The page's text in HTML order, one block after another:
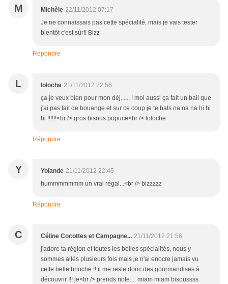
M Michèle 22/11/2012 07:17
Je ne connaissais pas cette spécialité, mais je vais tester
bientôt c'est sûr!! Bizz
Répondre
L loloche 21/11/2012 22:56
ça je veux bien pour mon déj...... ! moi aussi ça fait un bail que
j'ai pas fait de bouange et sur ce coup je te bats na na na hi hi
hi !!!!!!<br /> gros bisous pupuce<br /> loloche
Répondre
Y Yolande 21/11/2012 22:45
hummmmmmm un vrai régal...<br /> bizzzzz
Répondre
C Céline Cocottes et Campagne... 21/11/2012 21:56
j'adore ta région et toutes les belles spécialités, nous y
sommes allés plusieurs fois mais je n'ai enocre jamais vu
cette belle brioche !! il me reste donc des gourmandises à
découvrir !!! je<br /> prends note.... miam miam bisoussss